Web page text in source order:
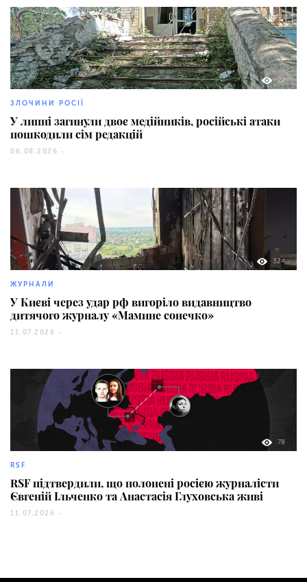
27
ЗЛОЧИНИ РОСІЇ
У липні загинули двоє медійників, російські атаки
пошкодили сім редакцій
06.08.2026 -
324
ЖУРНАЛИ
У Києві через удар рф вигоріло видавництво
дитячого журналу «Мамине сонечко»
11.07.2026 -
78
RSF
RSF підтвердили, що полонені росією журналісти
Євгеній Ільченко та Анастасія Глуховська живі
11.07.2026 -